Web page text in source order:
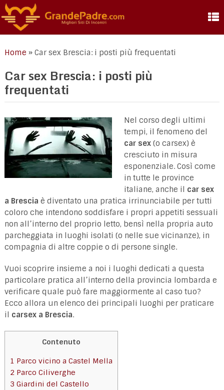
Home » Car sex Brescia: i posti più frequentati
Car sex Brescia: i posti più
frequentati
Nel corso degli ultimi
tempi, il fenomeno del
car sex(o carsex) è
cresciuto in misura
esponenziale. Così come
in tutte le province
italiane, anche il car sex
a Brescia è diventato una pratica irrinunciabile per tutti
coloro che intendono soddisfare i propri appetiti sessuali
non all’interno del proprio letto, bensì nella propria auto
parcheggiata in luoghi isolati (o nelle sue vicinanze), in
compagnia di altre coppie o di persone single.
Vuoi scoprire insieme a noi i luoghi dedicati a questa
particolare pratica all’interno della provincia lombarda e
verificare quale può fare maggiormente al caso tuo?
Ecco allora un elenco dei principali luoghi per praticare
il carsex a Brescia.
Contenuto
1 Parco vicino a Castel Mella
2 Parco Ciliverghe
3 Giardini del Castello